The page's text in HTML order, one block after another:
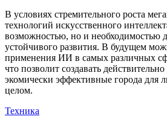
В условиях стремительного роста
технологий искусственного
возможностью, но и необходимостью
устойчивого развития. В будущем
применения ИИ в самых различных
что позволит создавать
экомически эффективные города для
целом.
Техника